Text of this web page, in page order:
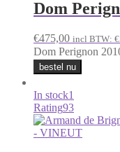
Dom
€475,00 incl BTW: €
Dom Perignon
bestel nu
In stock1
Rating93